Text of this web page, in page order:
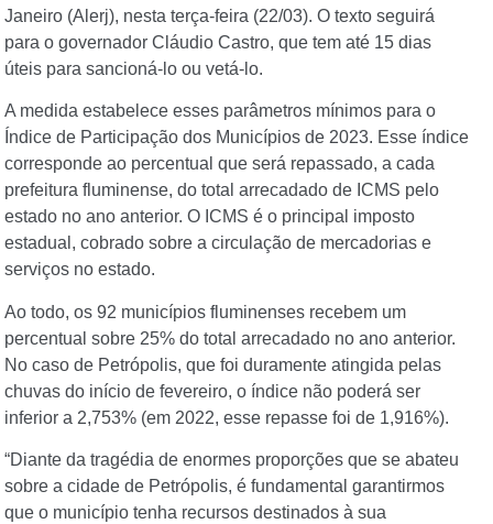
Janeiro (Alerj), nesta terça-feira (22/03). O texto seguirá
para o governador Cláudio Castro, que tem até 15 dias
úteis para sancioná-lo ou vetá-lo.
A medida estabelece esses parâmetros mínimos para o
Índice de Participação dos Municípios de 2023. Esse índice
corresponde ao percentual que será repassado, a cada
prefeitura fluminense, do total arrecadado de ICMS pelo
estado no ano anterior. O ICMS é o principal imposto
estadual, cobrado sobre a circulação de mercadorias e
serviços no estado.
Ao todo, os 92 municípios fluminenses recebem um
percentual sobre 25% do total arrecadado no ano anterior.
No caso de Petrópolis, que foi duramente atingida pelas
chuvas do início de fevereiro, o índice não poderá ser
inferior a 2,753% (em 2022, esse repasse foi de 1,916%).
“Diante da tragédia de enormes proporções que se abateu
sobre a cidade de Petrópolis, é fundamental garantirmos
que o município tenha recursos destinados à sua